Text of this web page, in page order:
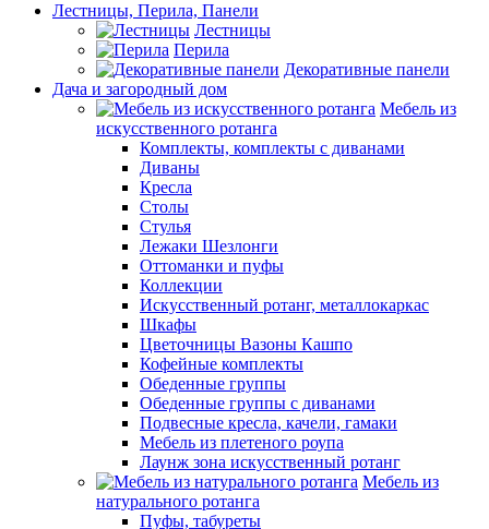
Лестницы, Перила, Панели
Лестницы
Перила
Декоративные панели
Дача и загородный дом
Мебель из
искусственного ротанга
Комплекты, комплекты с диванами
Диваны
Кресла
Столы
Стулья
Лежаки Шезлонги
Оттоманки и пуфы
Коллекции
Искусственный ротанг, металлокаркас
Шкафы
Цветочницы Вазоны Кашпо
Кофейные комплекты
Обеденные группы
Обеденные группы с диванами
Подвесные кресла, качели, гамаки
Мебель из плетеного роупа
Лаунж зона искусственный ротанг
Мебель из
натурального ротанга
Пуфы, табуреты